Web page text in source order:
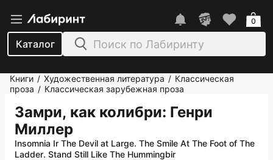
Каталог
0
Книги / Художественная литература / Классическая
проза / Классическая зарубежная проза
Замри, как колибри: Генри
Миллер
Insomnia Ir The Devil at Large. The Smile At The Foot of The
Ladder. Stand Still Like The Hummingbir